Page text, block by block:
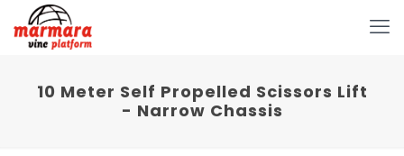
10 Meter Self Propelled Scissors Lift
- Narrow Chassis